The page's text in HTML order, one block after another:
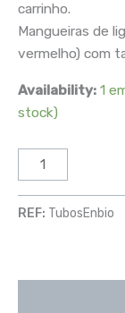
carrinho.
Mangueiras de
vermelho) com
Availability: 1
stock)
REF: TubosEnbio